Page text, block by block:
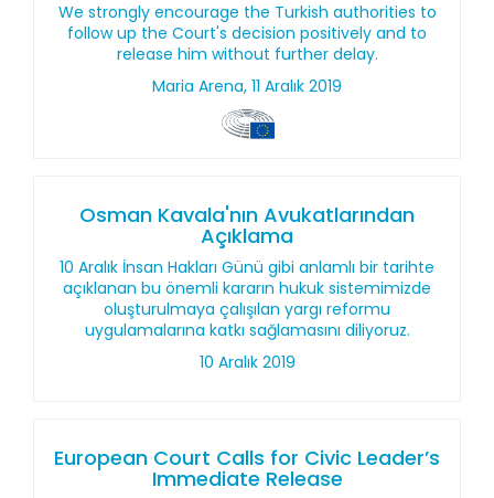
We strongly encourage the Turkish authorities to
follow up the Court's decision positively and to
release him without further delay.
Maria Arena, 11 Aralık 2019
Osman Kavala'nın Avukatlarından
Açıklama
10 Aralık İnsan Hakları Günü gibi anlamlı bir tarihte
açıklanan bu önemli kararın hukuk sistemimizde
oluşturulmaya çalışılan yargı reformu
uygulamalarına katkı sağlamasını diliyoruz.
10 Aralık 2019
European Court Calls for Civic Leader’s
Immediate Release